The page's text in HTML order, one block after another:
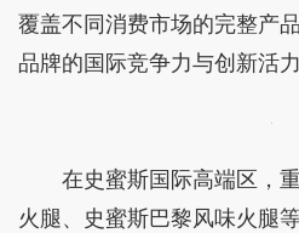
覆盖不同消费市场的完整产
品牌的国际竞争力与创新活力
在史蜜斯国际高端区，
火腿、史蜜斯巴黎风味火腿